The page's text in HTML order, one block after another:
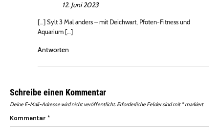
12. Juni 2023
[…] Sylt 3 Mal anders – mit Deichwart, Pfoten-Fitness und
Aquarium […]
Antworten
Schreibe einen Kommentar
Deine E-Mail-Adresse wird nicht veröffentlicht. Erforderliche Felder sind mit *markiert
Kommentar *